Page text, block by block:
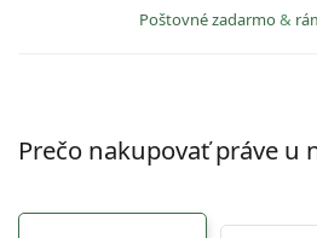
Poštovné zadarmo&
Prečo nakupovať práve u